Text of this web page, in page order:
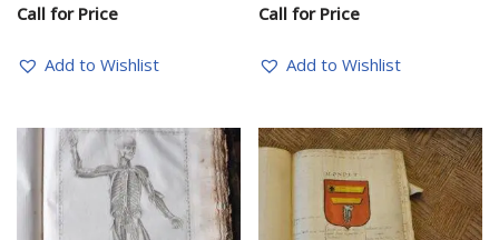
Call for Price
Add to Wishlist
Call for Price
Add to Wishlist